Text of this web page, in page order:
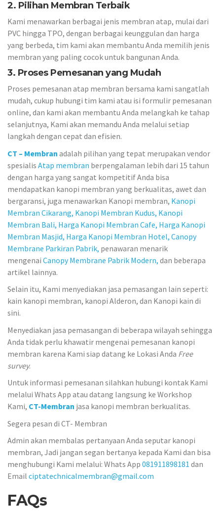
2. Pilihan Membran Terbaik
Kami menawarkan berbagai jenis membran atap, mulai dari
PVC hingga TPO, dengan berbagai keunggulan dan harga
yang berbeda, tim kami akan membantu Anda memilih jenis
membran yang paling cocok untuk bangunan Anda.
3. Proses Pemesanan yang Mudah
Proses pemesanan atap membran bersama kami sangatlah
mudah, cukup hubungi tim kami atau isi formulir pemesanan
online, dan kami akan membantu Anda melangkah ke tahap
selanjutnya, Kami akan memandu Anda melalui setiap
langkah dengan cepat dan efisien.
CT – Membran adalah pilihan yang tepat merupakan vendor
spesialis Atap membran berpengalaman lebih dari 15 tahun
dengan harga yang sangat kompetitif Anda bisa
mendapatkan kanopi membran yang berkualitas, awet dan
bergaransi, juga menawarkan Kanopi membran, Kanopi
Membran Cikarang, Kanopi Membran Kudus, Kanopi
Membran Bali, Harga Kanopi Membran Cafe, Harga Kanopi
Membran Masjid, Harga Kanopi Membran Hotel, Canopy
Membrane Parkiran Pabrik, penawaran menarik
mengenai Canopy Membrane Pabrik Modern, dan beberapa
artikel lainnya.
Selain itu, Kami menyediakan jasa pemasangan lain seperti:
kain kanopi membran, kanopi Alderon, dan Kanopi kain di
sini.
Menyediakan jasa pemasangan di beberapa wilayah sehingga
Anda tidak perlu khawatir mengenai pemesanan kanopi
membran karena Kami siap datang ke Lokasi Anda Free
survey.
Untuk informasi pemesanan silahkan hubungi kontak Kami
melalui Whats App atau datang langsung ke Workshop
Kami, CT-Membran jasa kanopi membran berkualitas.
Segera pesan di CT- Membran
Admin akan membalas pertanyaan Anda seputar kanopi
membran, Jadi jangan segan bertanya kepada Kami dan bisa
menghubungi Kami melalui: Whats App 081911898181 dan
Email ciptatechnicalmembran@gmail.com
FAQs